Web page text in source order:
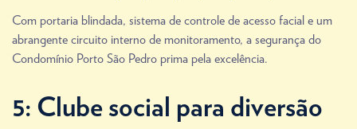
Com portaria blindada, sistema de controle de acesso facial e um
abrangente circuito interno de monitoramento, a segurança do
Condomínio Porto São Pedro prima pela excelência.
5: Clube social para diversão